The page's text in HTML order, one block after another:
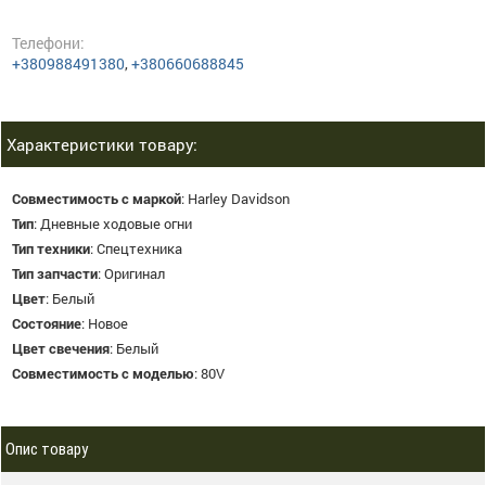
Телефони:
+380988491380,+380660688845
Характеристики товару:
Совместимость с маркой: Harley Davidson
Тип:Дневные ходовые огни
Тип техники:Спецтехника
Тип запчасти:Оригинал
Цвет: Белый
Состояние: Новое
Цвет свечения: Белый
Совместимость с моделью:80V
Опис товару